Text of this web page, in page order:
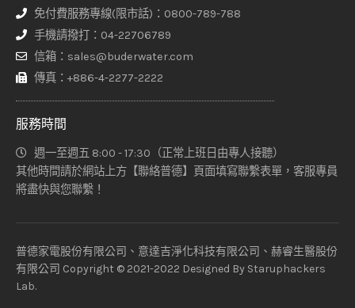
免付費服務專線(限市話)：0800-789-788
手機請撥打：04-22706789
信箱：sales@buderwater.com
傳真：+886-4-2277-2222
服務時間
週一至週五 8:00 - 17:30（正常上班日由專人接聽）
其他時間請於網站上方【聯絡普德】頁面填寫聯繫表單，客服專員
將盡快與您聯繫！
普德家電股份有限公司、意達吉淨化科技有限公司、赫睿生醫股份
有限公司 Copyright © 2021-2022 Designed By Staruphackers
Lab.